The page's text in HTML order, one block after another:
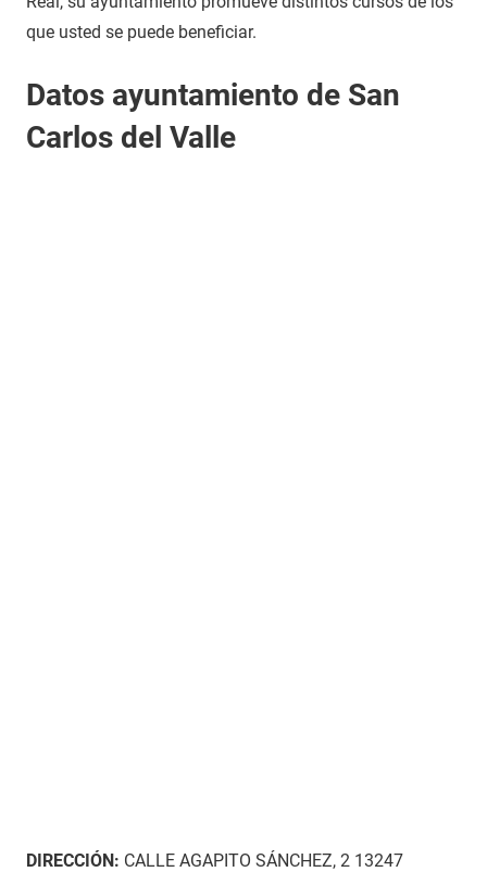
que usted se puede beneficiar.
Datos ayuntamiento de San
Carlos del Valle
DIRECCIÓN: CALLE AGAPITO SÁNCHEZ, 2 13247